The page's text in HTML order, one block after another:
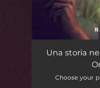
Una storia nera
Una storia
Choose your